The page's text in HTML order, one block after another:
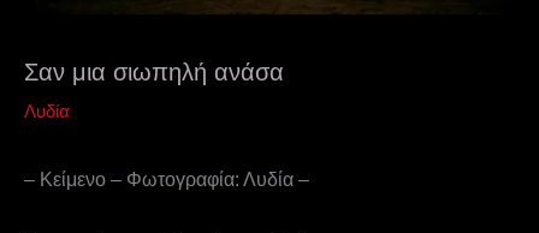
Σαν μια σιωπηλή ανάσα
Λυδία
– Κείμενο – Φωτογραφία: Λυδία –